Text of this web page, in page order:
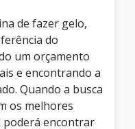
de fazer gelo,
do
um orçamento
e encontrando a
Quando a busca
os melhores
poderá encontrar